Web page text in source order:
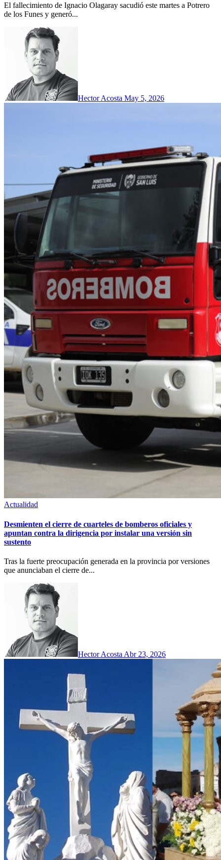
El fallecimiento de Ignacio Olagaray sacudió este martes a Potrero
de los Funes y generó...
Hector Acosta May 5, 2026
Actualidad
Desmienten el cierre de cuarteles de bomberos oficiales y
apuntan contra la dirigencia por instalar una versión sin
sustento
Tras la fuerte preocupación generada en la provincia por versiones
que anunciaban el cierre de...
Hector Acosta Abr 23, 2026